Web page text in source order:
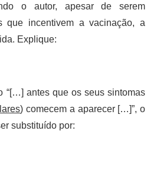
o autor, apesar de serem
que incentivem a vacinação, a
Explique:
“[…] antes que os seus sintomas
) comecem a aparecer […]”, o
substituído por: